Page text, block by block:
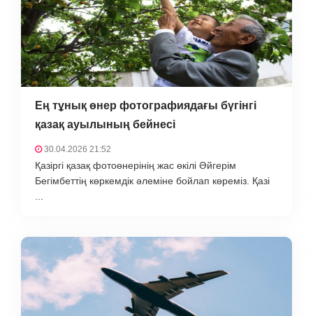
Ең тұнық өнер фотографиядағы бүгінгі
қазақ ауылының бейнесі
30.04.2026 21:52
Қазіргі қазақ фотоөнерінің жас өкілі Әйгерім
Бегімбеттің көркемдік әлеміне бойлап көреміз. Қазі